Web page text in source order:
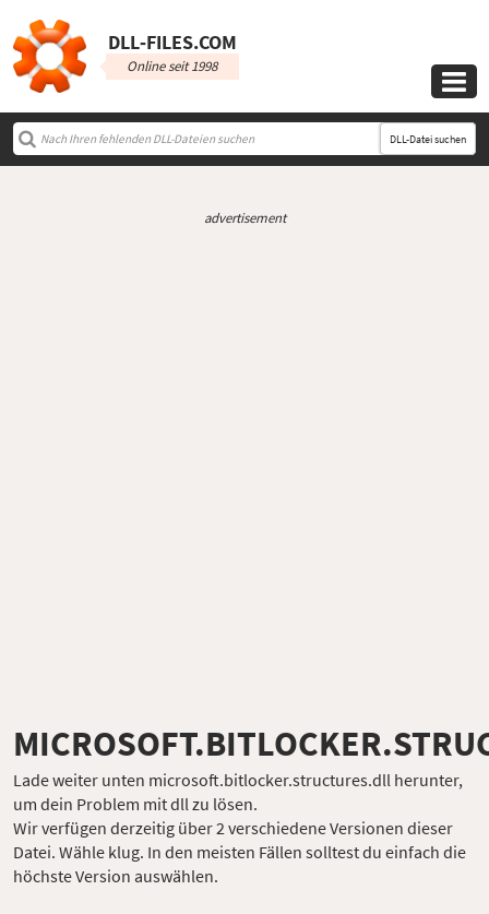
DLL‑FILES.COM
Online seit 1998

DLL-Datei suchen
advertisement
Lade weiter unten microsoft.bitlocker.structures.dll herunter,
um dein Problem mit dll zu lösen.
Wir verfügen derzeitig über 2 verschiedene Versionen dieser
Datei. Wähle klug. In den meisten Fällen solltest du einfach die
höchste Version auswählen.